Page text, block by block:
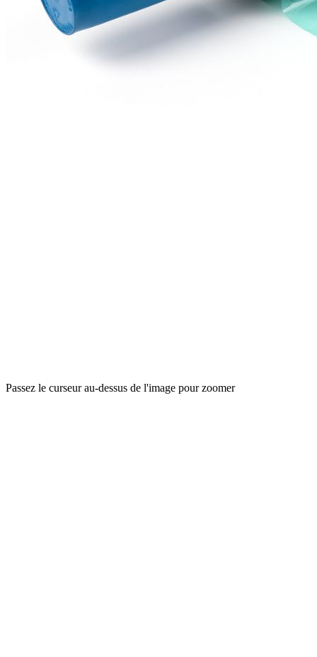
Passez le curseur au-dessus de l'image pour zoomer